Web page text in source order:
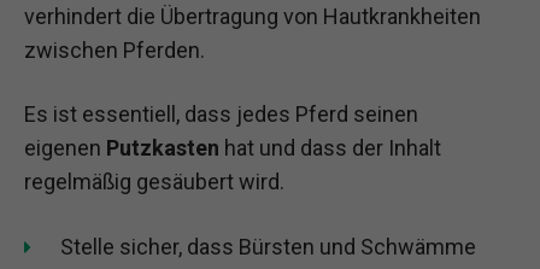
verhindert die Übertragung von Hautkrankheiten
zwischen Pferden.
Es ist essentiell, dass jedes Pferd seinen
eigenen Putzkasten hat und dass der Inhalt
regelmäßig gesäubert wird.
Stelle sicher, dass Bürsten und Schwämme